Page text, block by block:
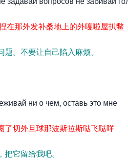
在那外发补桑地上的外嘎啦屋扒鳖
。不要让自己陷入麻烦。
ни о чем, оставь это мне
了切外旦球那波斯拉斯哒飞哒咩
它留给我吧。